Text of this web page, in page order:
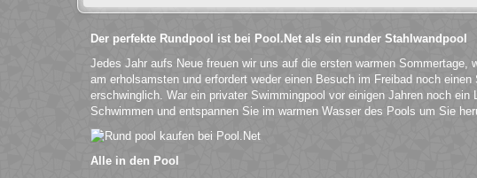
Der perfekte Rundpool ist bei Pool.Net als ein runder Stahlwandpool
Jedes Jahr aufs Neue freuen wir uns auf die ersten warmen
am erholsamsten und erfordert weder einen Besuch im Freibad noch
erschwinglich. War ein privater Swimmingpool vor einigen Jahren noch
Schwimmen und entspannen Sie im warmen Wasser des Pools um Sie
Alle in den Pool